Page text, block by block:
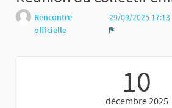
Rencontre
officielle
29/09/2025 17:13
10
décembre 2025